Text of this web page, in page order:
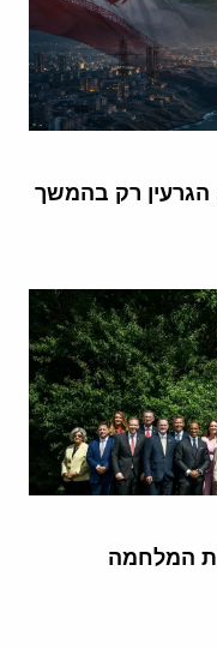
הגרעין רק בהמשך
המלחמה